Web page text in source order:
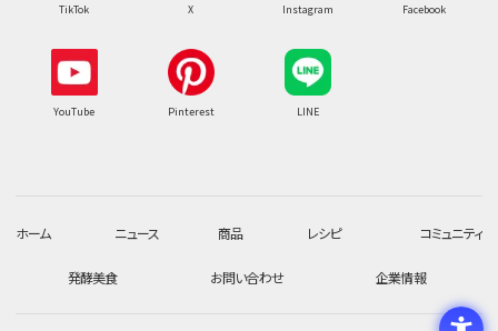
TikTok X Instagram Facebook
YouTube Pinterest LINE
ホーム ニュース 商品 レシピ コミュニティ
発酵美食 お問い合わせ 企業情報